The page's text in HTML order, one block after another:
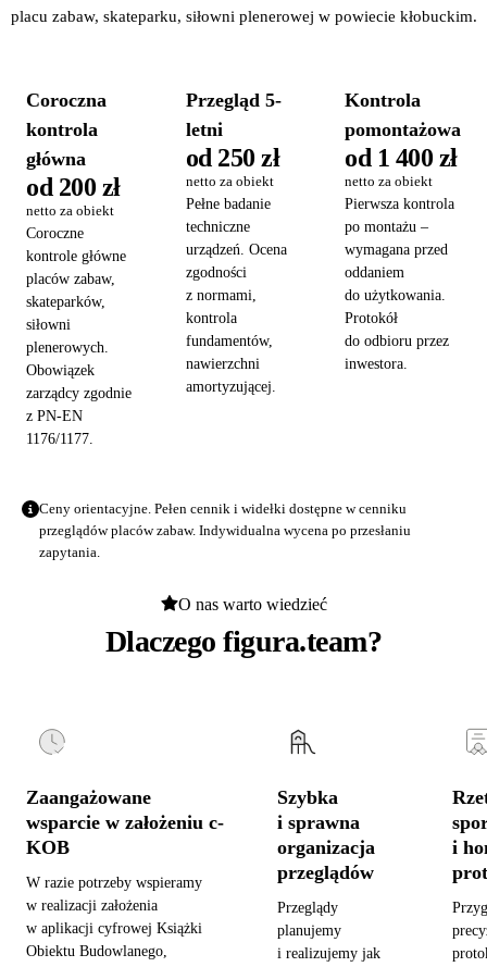
placu zabaw, skateparku, siłowni plenerowej w powiecie kłobuckim.
Coroczna
kontrola
główna
od 200 zł
netto za obiekt
Coroczne
kontrole główne
placów zabaw,
skateparków,
siłowni
plenerowych.
Obowiązek
zarządcy zgodnie
z PN-EN
1176/1177.
Przegląd 5-
letni
od 250 zł
netto za obiekt
Pełne badanie
techniczne
urządzeń. Ocena
zgodności
z normami,
kontrola
fundamentów,
nawierzchni
amortyzującej.
Kontrola
pomontażowa
od 1 400 zł
netto za obiekt
Pierwsza kontrola
po montażu –
wymagana przed
oddaniem
do użytkowania.
Protokół
do odbioru przez
inwestora.
Ceny orientacyjne. Pełen cennik i widełki dostępne wcenniku
przeglądów placów zabaw. Indywidualna wycena po przesłaniu
zapytania.
O nas warto wiedzieć
Dlaczego figura.team?
Zaangażowane
wsparcie w założeniu c-
KOB
W razie potrzeby wspieramy
w realizacji założenia
w aplikacji cyfrowej Książki
Obiektu Budowlanego,
Szybka
i sprawna
organizacja
przeglądów
Przeglądy
planujemy
i realizujemy jak
i